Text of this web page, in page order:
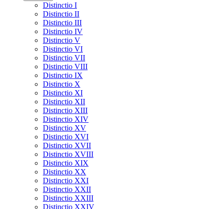
Distinctio I
Distinctio II
Distinctio III
Distinctio IV
Distinctio V
Distinctio VI
Distinctio VII
Distinctio VIII
Distinctio IX
Distinctio X
Distinctio XI
Distinctio XII
Distinctio XIII
Distinctio XIV
Distinctio XV
Distinctio XVI
Distinctio XVII
Distinctio XVIII
Distinctio XIX
Distinctio XX
Distinctio XXI
Distinctio XXII
Distinctio XXIII
Distinctio XXIV